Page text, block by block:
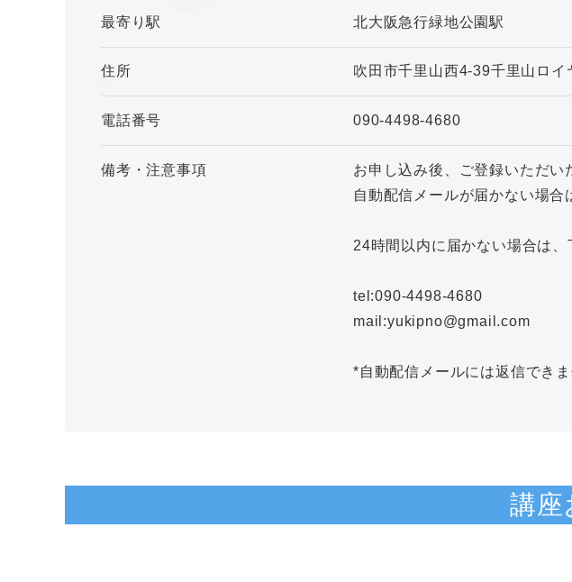
最寄り駅 北大阪急行緑地公園駅
住所 吹田市千里山西4-39千里山ロ
電話番号 090-4498-4680
備考・注意事項
お申し込み後、ご登録いただい
自動配信メールが届かない場合
24時間以内に届かない場合は
tel:090-4498-4680
mail:yukipno@gmail.com
*自動配信メールには返信でき
講座